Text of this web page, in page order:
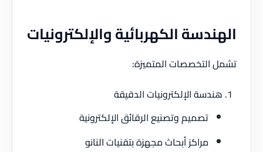
الكهربائية والإلكترونيات
المتميزة:
الإلكترونيات الدقيقة
تصميم وتصنيع الرقائق الإلكترونية
مراكز أبحاث مجهزة بتقنيات النانو